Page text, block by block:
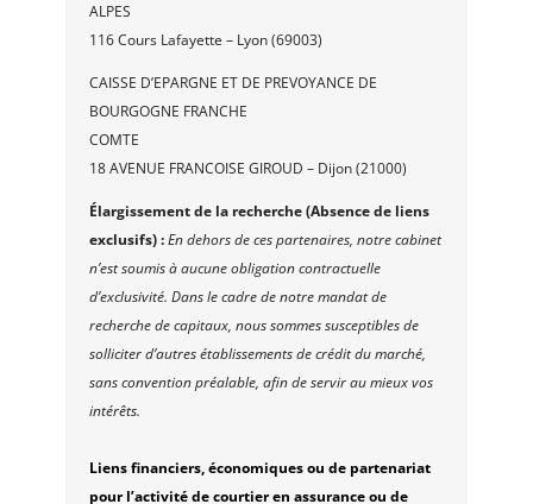
ALPES
116 Cours Lafayette – Lyon (69003)
CAISSE D’EPARGNE ET DE PREVOYANCE DE
BOURGOGNE FRANCHE
COMTE
18 AVENUE FRANCOISE GIROUD – Dijon (21000)
Élargissement de la recherche (Absence de liens
exclusifs) :En dehors de ces partenaires, notre cabinet
n’est soumis à aucune obligation contractuelle
d’exclusivité. Dans le cadre de notre mandat de
recherche de capitaux, nous sommes susceptibles de
solliciter d’autres établissements de crédit du marché,
sans convention préalable, afin de servir au mieux vos
intérêts.
Liens financiers, économiques ou de partenariat
pour l’activité de courtier en assurance ou de